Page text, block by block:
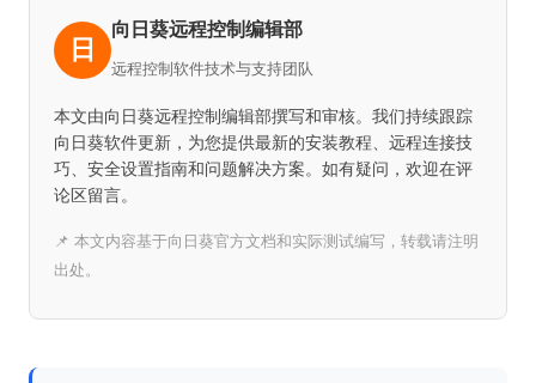
日
向日葵远程控制编辑部
远程控制软件技术与支持团队
本文由向日葵远程控制编辑部撰写和审核。我们持续跟踪
向日葵软件更新，为您提供最新的安装教程、远程连接技
巧、安全设置指南和问题解决方案。如有疑问，欢迎在评
论区留言。
📌 本文内容基于向日葵官方文档和实际测试编写，转载请注明
出处。